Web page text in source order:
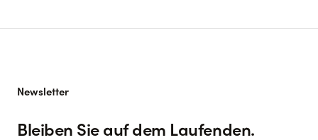
Newsletter
Bleiben Sie auf dem Laufenden.